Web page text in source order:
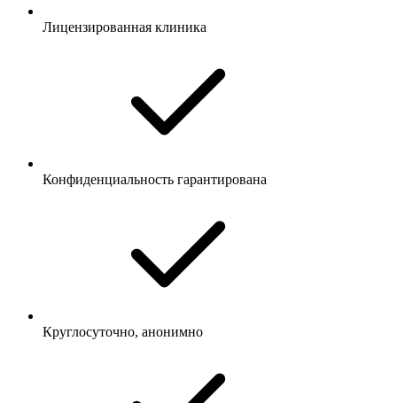
Лицензированная клиника
Конфиденциальность гарантирована
Круглосуточно, анонимно